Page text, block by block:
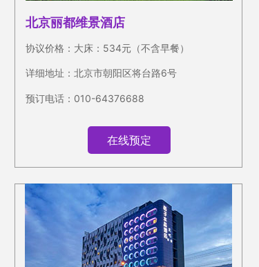
北京丽都维景酒店
协议价格：大床：534元（不含早餐）
详细地址：北京市朝阳区将台路6号
预订电话：010-64376688
在线预定